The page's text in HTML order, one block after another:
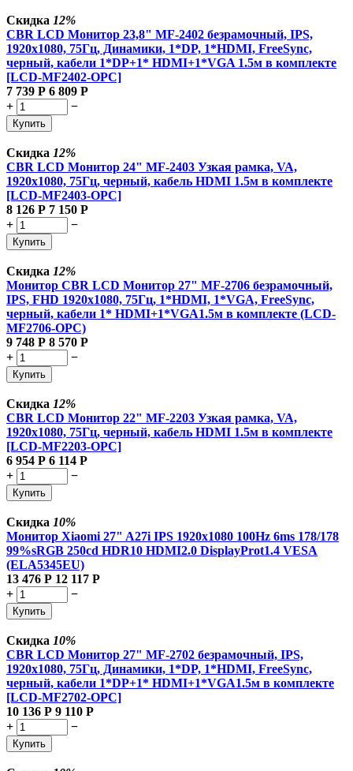
Скидка 12%
CBR LCD Монитор 23,8" MF-2402 безрамочный, IPS,
1920x1080, 75Гц, Динамики, 1*DP, 1*HDMI, FreeSync,
черный, кабели 1*DP+1* HDMI+1*VGA 1.5м в комплекте
[LCD-MF2402-OPC]
7 739 Р 6 809 Р
+
−
Купить
Скидка 12%
CBR LCD Монитор 24" MF-2403 Узкая рамка, VA,
1920x1080, 75Гц, черный, кабель HDMI 1.5м в комплекте
[LCD-MF2403-OPC]
8 126 Р 7 150 Р
+
−
Купить
Скидка 12%
Монитор CBR LCD Монитор 27" MF-2706 безрамочный,
IPS, FHD 1920x1080, 75Гц, 1*HDMI, 1*VGA, FreeSync,
черный, кабели 1* HDMI+1*VGA1.5м в комплекте (LCD-
MF2706-OPC)
9 748 Р 8 570 Р
+
−
Купить
Скидка 12%
CBR LCD Монитор 22" MF-2203 Узкая рамка, VA,
1920x1080, 75Гц, черный, кабель HDMI 1.5м в комплекте
[LCD-MF2203-OPC]
6 954 Р 6 114 Р
+
−
Купить
Скидка 10%
Монитор Xiaomi 27" A27i IPS 1920x1080 100Hz 6ms 178/178
99%sRGB 250cd HDR10 HDMI2.0 DisplayProt1.4 VESA
(ELA5345EU)
13 476 Р 12 117 Р
+
−
Купить
Скидка 10%
CBR LCD Монитор 27" MF-2702 безрамочный, IPS,
1920x1080, 75Гц, Динамики, 1*DP, 1*HDMI, FreeSync,
черный, кабели 1*DP+1* HDMI+1*VGA1.5м в комплекте
[LCD-MF2702-OPC]
10 136 Р 9 110 Р
+
−
Купить